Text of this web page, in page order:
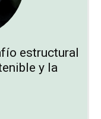
estructural
y la